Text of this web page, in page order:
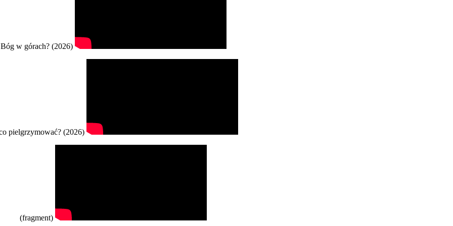
Bóg w górach? (2026)
pielgrzymować? (2026)
(fragment)